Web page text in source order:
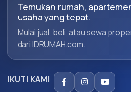
Temukan rumah,
usaha yang tepat.
Mulai jual, beli, atau sewa
dari IDRUMAH.com.
IKUTI KAMI